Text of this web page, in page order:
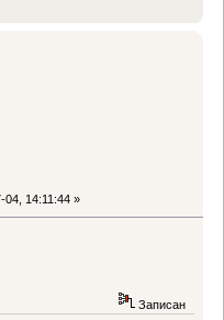
04, 14:11:44 »
Записан